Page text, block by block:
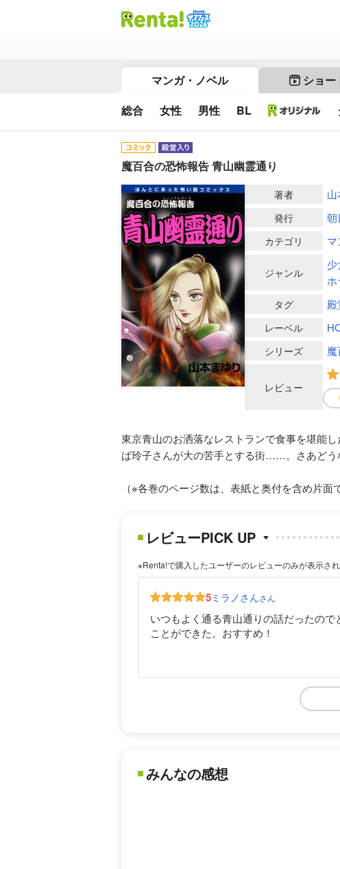
マンガ・ノベル ショー
総合 女性 男性 BL
魔百合の恐怖報告 青山幽霊通り
著者 山
発行 朝
カテゴリ
ジャンル
タグ 殿
レーベル
シリーズ
レビュー
東京青山のお洒落なレストランで食事を堪能
ば玲子さんが大の苦手とする街……。さあどう
（※各巻のページ数は、表紙と奥付を含め片面
レビューPICK UP
※Renta!で購入したユーザーのレビューのみが表示さ
5ミラノさんさん
いつもよく通る青山通りの話だったの
ことができた。おすすめ！
みんなの感想